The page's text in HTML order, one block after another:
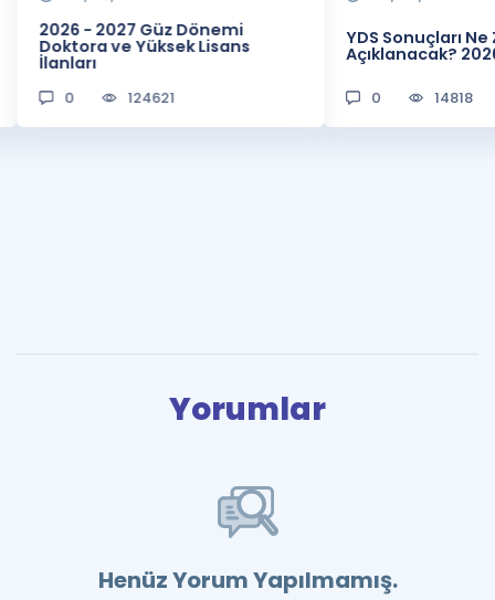
2026 - 2027 Güz Dönemi
Doktora ve Yüksek Lisans
İlanları
0 124621
YDS Sonuçları
Açıklanacak?
0 14818
Yorumlar
Henüz Yorum Yapılmamış.